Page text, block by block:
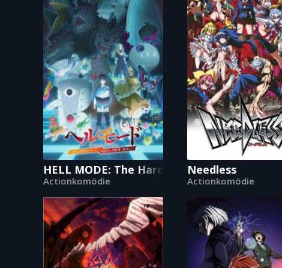
HELL MODE: The Hardcore Gamer
Actionkomödie
Needless
Actionkomödie